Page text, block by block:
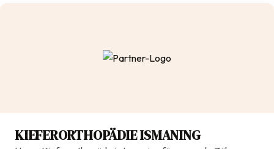
KIEFERORTHOPÄDIE ISMANING